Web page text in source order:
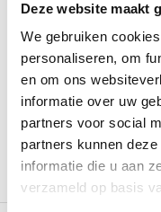
Deze website maakt
We gebruiken
personaliseren, om
en om ons
informatie over uw
partners voor social
partners kunnen
informatie die u aan
verzameld op basis
Betaal achteraf met
Gratis verzenden
14dagen bedenktijd
Al 28 jaarde
Nieuw: Haal je
Stel een vraag over